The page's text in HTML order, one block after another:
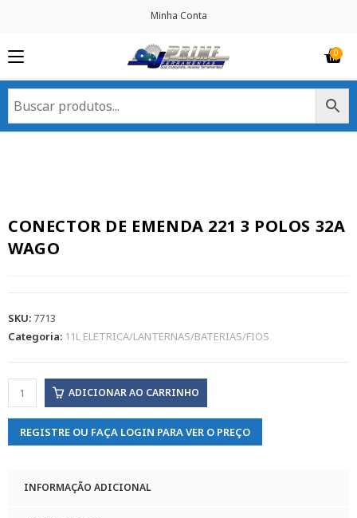
Minha Conta
CONECTOR DE EMENDA 221 3 POLOS 32A
WAGO
SKU: 7713
Categoria: 11L ELETRICA/LANTERNAS/BATERIAS/FIOS
ADICIONAR AO CARRINHO
REGISTRE OU FAÇA LOGIN PARA VER O PREÇO
INFORMAÇÃO ADICIONAL